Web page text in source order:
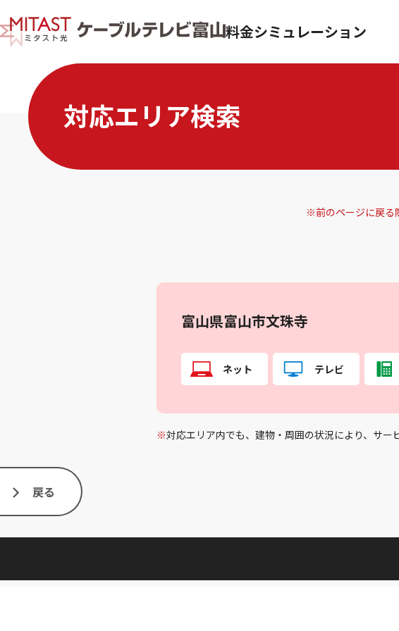
料金シミュレーション
対応エリア検索
※前のページに戻る
富山県富山市文珠寺
ネット テレビ
※対応エリア内でも、建物・周囲の状況により、サー
戻る